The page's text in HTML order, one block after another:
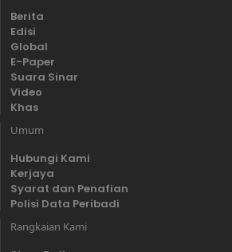
Berita
Edisi
Global
E-Paper
Suara Sinar
Video
Khas
Umum
Hubungi Kami
Kerjaya
Syarat dan Penafian
Polisi Data Peribadi
Rangkaian Kami